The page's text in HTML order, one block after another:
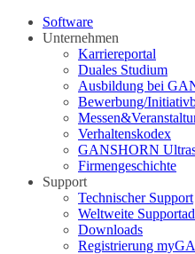
Software
Unternehmen
Karriereportal
Duales Studium
Ausbildung bei
Bewerbung/
Verhaltenskodex
GANSHORN
Firmengeschichte
Support
Technischer Support
Weltweite
Downloads
Registrierung